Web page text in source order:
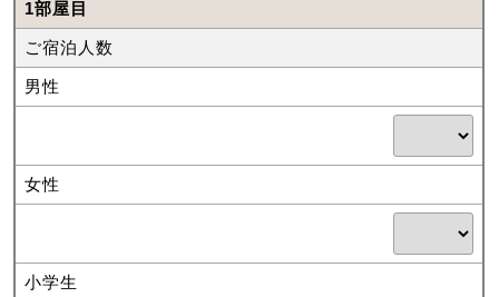
1部屋目
ご宿泊人数
男性
女性
小学生